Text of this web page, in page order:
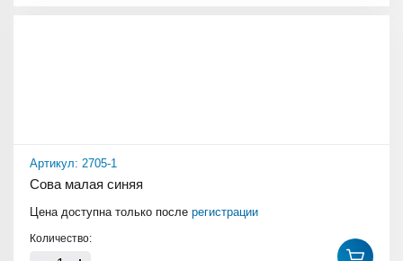
Артикул: 2705-1
Сова малая синяя
Цена доступна только после регистрации
Количество: